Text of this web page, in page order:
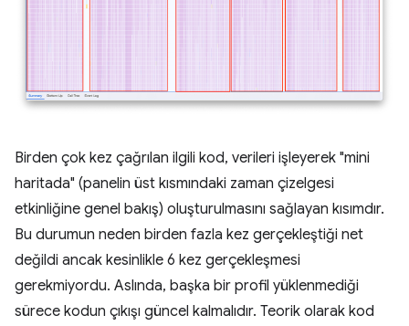
Birden çok kez çağrılan ilgili kod, verileri işleyerek "mini
haritada" (panelin üst kısmındaki zaman çizelgesi
etkinliğine genel bakış) oluşturulmasını sağlayan kısımdır.
Bu durumun neden birden fazla kez gerçekleştiği net
değildi ancak kesinlikle 6 kez gerçekleşmesi
gerekmiyordu. Aslında, başka bir profil yüklenmediği
sürece kodun çıkışı güncel kalmalıdır. Teorik olarak kod